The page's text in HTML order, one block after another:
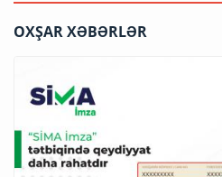
OXŞAR XƏBƏRLƏR